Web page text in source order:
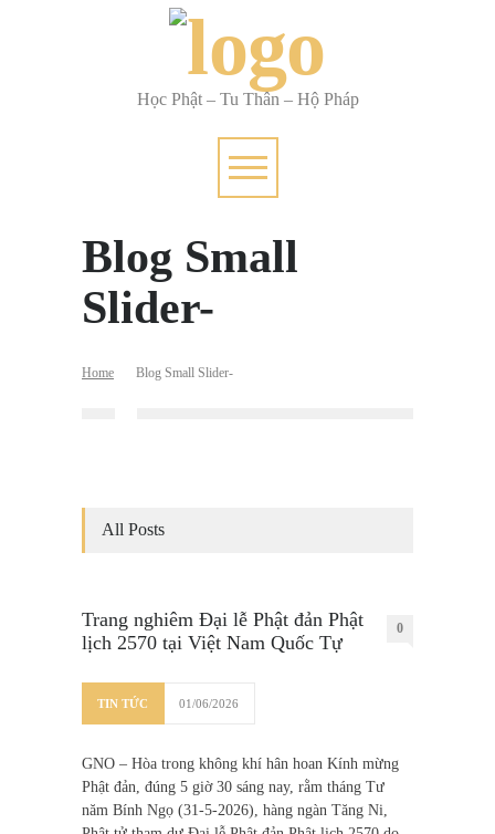
Học Phật – Tu Thân – Hộ Pháp
Blog Small
Slider-
Home Blog Small Slider-
All Posts
Trang nghiêm Đại lễ Phật đản Phật
lịch 2570 tại Việt Nam Quốc Tự
0
TIN TỨC 01/06/2026
GNO – Hòa trong không khí hân hoan Kính mừng
Phật đản, đúng 5 giờ 30 sáng nay, rằm tháng Tư
năm Bính Ngọ (31-5-2026), hàng ngàn Tăng Ni,